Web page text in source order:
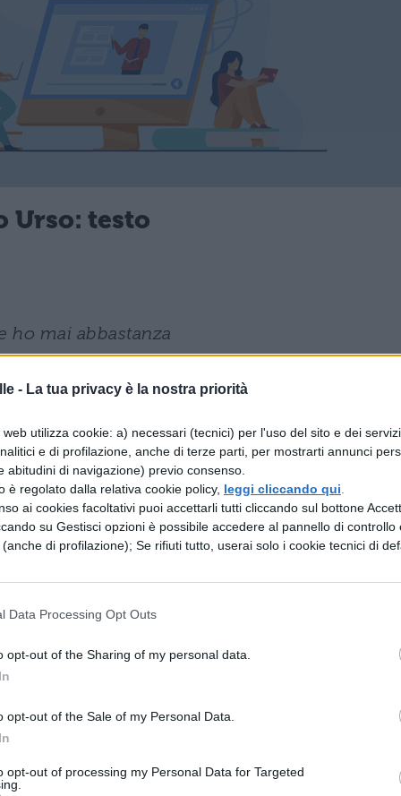
- La tua privacy è la nostra priorità
utilizza cookie: a) necessari (tecnici) per l'uso del sito e dei
e di profilazione, anche di terze parti, per mostrarti annunci
abitudini di navigazione) previo consenso.
è regolato dalla relativa cookie policy, leggi cliccando qui
ai cookies facoltativi puoi accettarli tutti cliccando sul bottone
su Gestisci opzioni è possibile accedere al pannello di controllo
di profilazione); Se rifiuti tutto, userai solo i cookie tecnici di
Data Processing Opt Outs
opt-out of the Sharing of my personal data.
opt-out of the Sale of my Personal Data.
opt-out of processing my Personal Data for Targeted
Urso: testo
ho mai abbastanza
questo cuore in rivolta
perse
di volte
a questa voglia inspiegabile
delle tue braccia
viaggio